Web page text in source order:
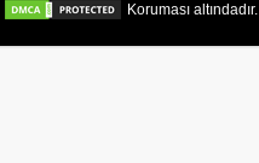
Koruması altındadır.